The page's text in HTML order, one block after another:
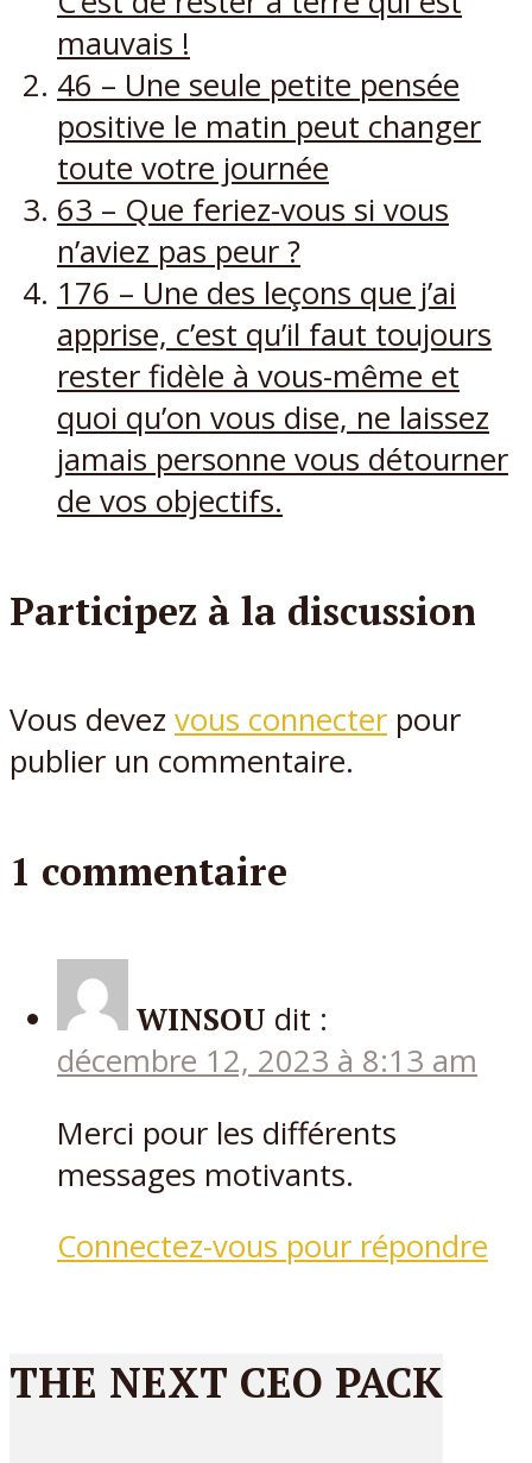
mauvais !
46 – Une seule petite pensée
positive le matin peut changer
toute votre journée
63 – Que feriez-vous si vous
n’aviez pas peur ?
176 – Une des leçons que j’ai
apprise, c’est qu’il faut toujours
rester fidèle à vous-même et
quoi qu’on vous dise, ne laissez
jamais personne vous détourner
de vos objectifs.
Participez à la discussion
Vous devez vous connecter pour
publier un commentaire.
1 commentaire
WINSOU dit :
décembre 12, 2023 à 8:13 am
Merci pour les différents
messages motivants.
Connectez-vous pour répondre
THE NEXT CEO PACK